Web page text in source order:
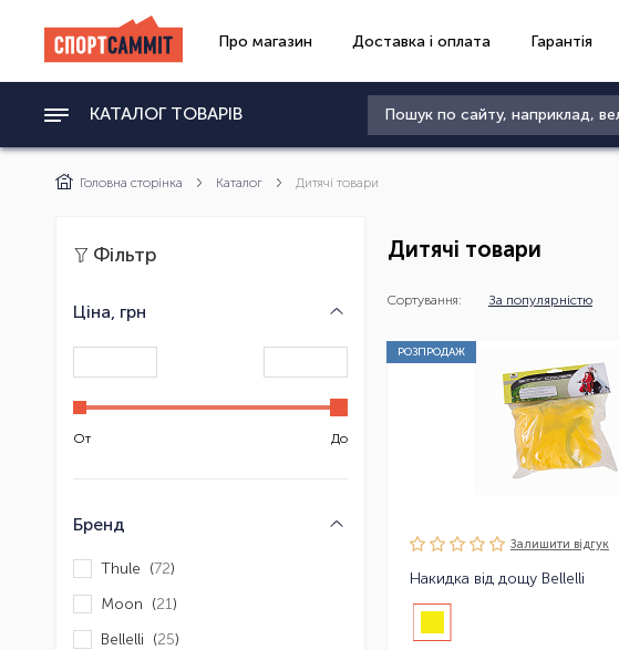
Про магазин Доставка і оплата Гарантія
КАТАЛОГ ТОВАРІВ
Головна сторінка Каталог Дитячі товари
Фільтр
Ціна, грн
От До
Бренд
Thule (72)
Moon (21)
Bellelli (25)
Дитячі товари
Сортування: За популярністю
РОЗПРОДАЖ
Залишити вiдгук
Накидка від дощу Bellelli